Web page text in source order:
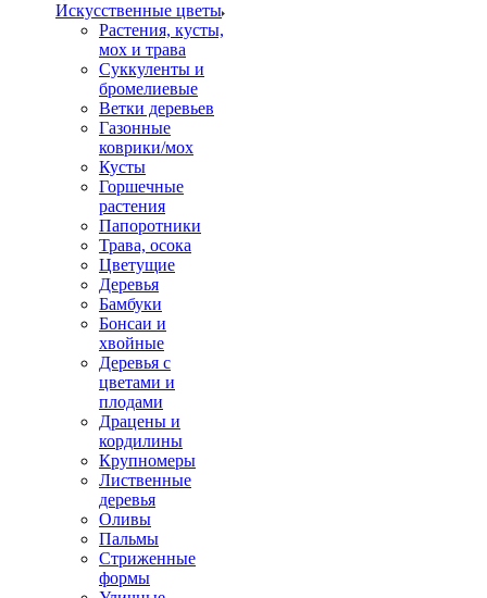
Искусственные цветы
Растения, кусты,
мох и трава
Суккуленты и
бромелиевые
Ветки деревьев
Газонные
коврики/мох
Кусты
Горшечные
растения
Папоротники
Трава, осока
Цветущие
Деревья
Бамбуки
Бонсаи и
хвойные
Деревья с
цветами и
плодами
Драцены и
кордилины
Крупномеры
Лиственные
деревья
Оливы
Пальмы
Стриженные
формы